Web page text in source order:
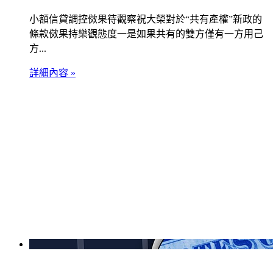
小額信貸調控傚果待觀察祝大榮對於“共有產權”新政的
條款傚果持樂觀態度一是如果共有的雙方僅有一方用己
方...
詳細內容 »